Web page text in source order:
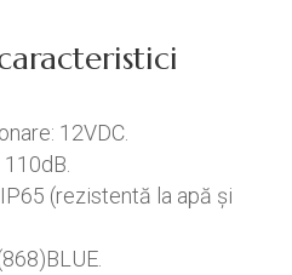
12VDC.
(rezistentă la apă și